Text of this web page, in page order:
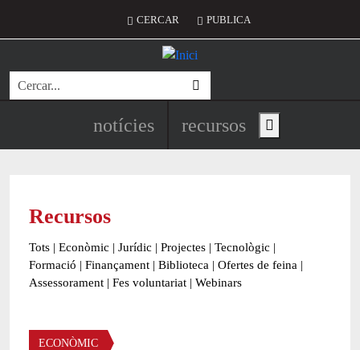
Menú del compte d'usuari
CERCAR PUBLICA
Cerca
Navegació principal de
notícies recursos Show main menu
Recursos
Tots | Econòmic | Jurídic | Projectes | Tecnològic |
Formació | Finançament | Biblioteca | Ofertes de feina |
Assessorament | Fes voluntariat | Webinars
Àmbit
ECONÒMIC